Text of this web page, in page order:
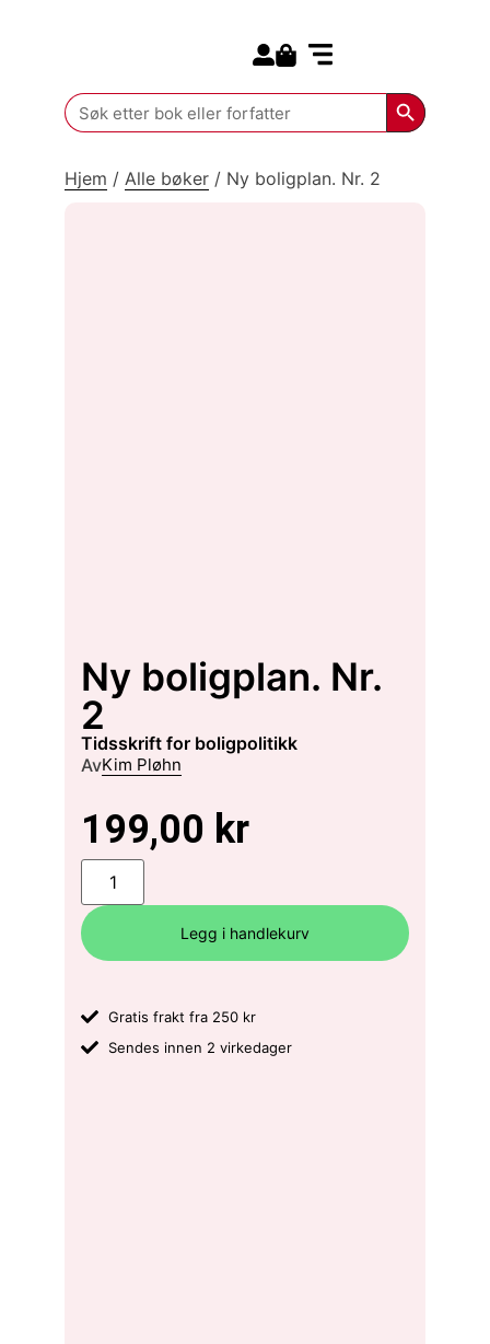
Search
for:
Search
Hjem / Alle bøker / Ny boligplan. Nr. 2
Ny boligplan. Nr.
2
tidsskrift for boligpolitikk
AvKim Pløhn
199,00 kr
Legg i handlekurv
Gratis frakt fra 250 kr
Sendes innen 2 virkedager